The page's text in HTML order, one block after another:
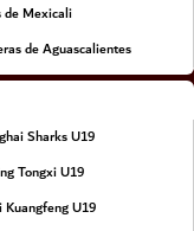
de Mexicali
de Aguascalientes
Sharks U19
Tongxi U19
Kuangfeng U19